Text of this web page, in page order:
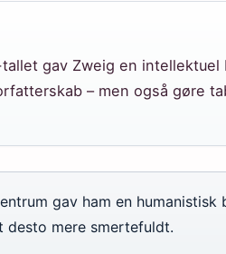
gav Zweig en intellektuel
– men også gøre
gav ham en humanistisk
mere smertefuldt.